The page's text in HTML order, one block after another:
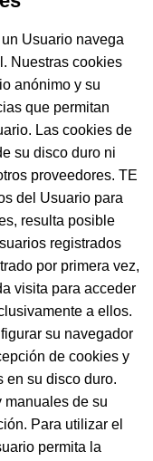
Usuario navega
Nuestras cookies
anónimo y su
que permitan
Las cookies de
su disco duro ni
proveedores. TE
del Usuario para
resulta posible
registrados
por primera vez,
visita para acceder
a ellos.
su navegador
de cookies y
en su disco duro.
manuales de su
Para utilizar el
permita la